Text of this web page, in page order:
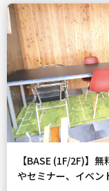
【BASE (1F/2F)】
やセミナー、イベン